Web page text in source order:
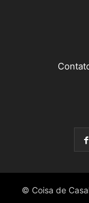
© Coisa de